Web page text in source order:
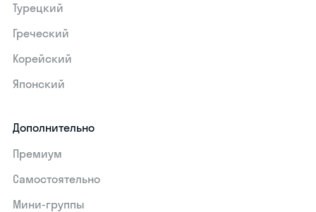
Турецкий
Греческий
Корейский
Японский
Дополнительно
Премиум
Самостоятельно
Мини-группы